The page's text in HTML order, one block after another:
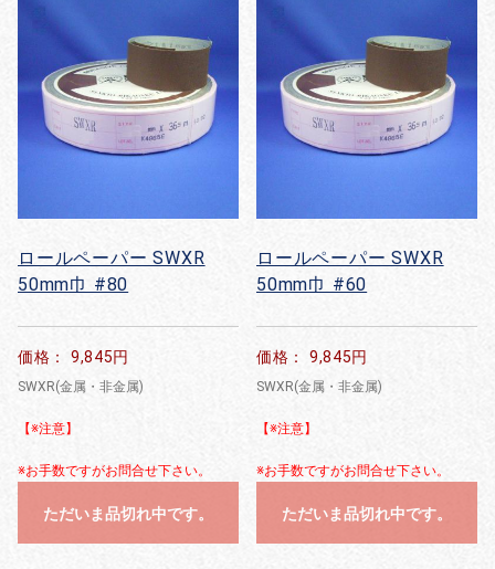
ロールペーパー SWXR
50mm巾 #80
価格： 9,845円
SWXR(金属・非金属)
【※注意】
※お手数ですがお問合せ下さい。
ただいま品切れ中です。
ロールペーパー SWXR
50mm巾 #60
価格： 9,845円
SWXR(金属・非金属)
【※注意】
※お手数ですがお問合せ下さい。
ただいま品切れ中です。